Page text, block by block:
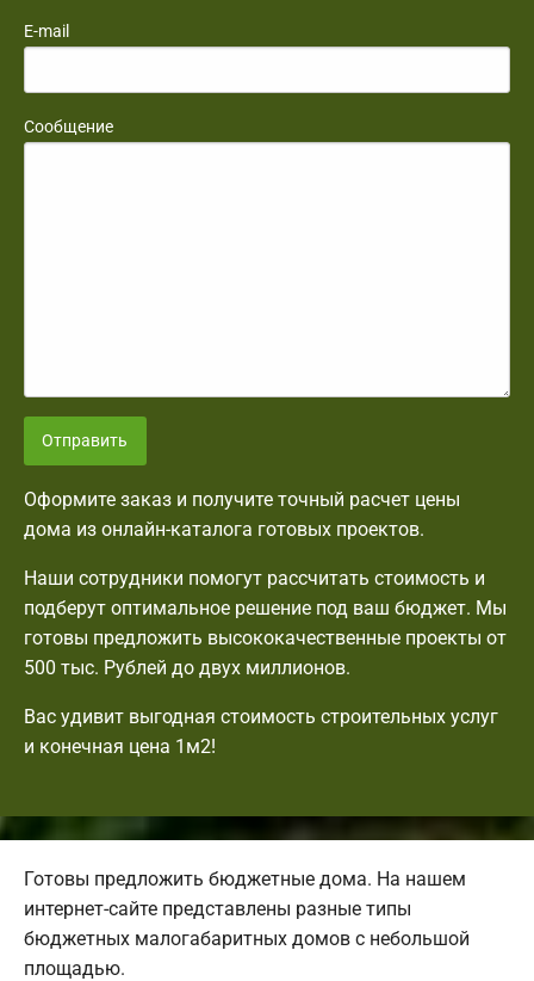
E-mail
Сообщение
Отправить
Оформите заказ и получите точный расчет цены
дома из онлайн-каталога готовых проектов.
Наши сотрудники помогут рассчитать стоимость и
подберут оптимальное решение под ваш бюджет. Мы
готовы предложить высококачественные проекты от
500 тыс. Рублей до двух миллионов.
Вас удивит выгодная стоимость строительных услуг
и конечная цена 1м2!
Готовы предложить бюджетные дома. На нашем
интернет-сайте представлены разные типы
бюджетных малогабаритных домов с небольшой
площадью.